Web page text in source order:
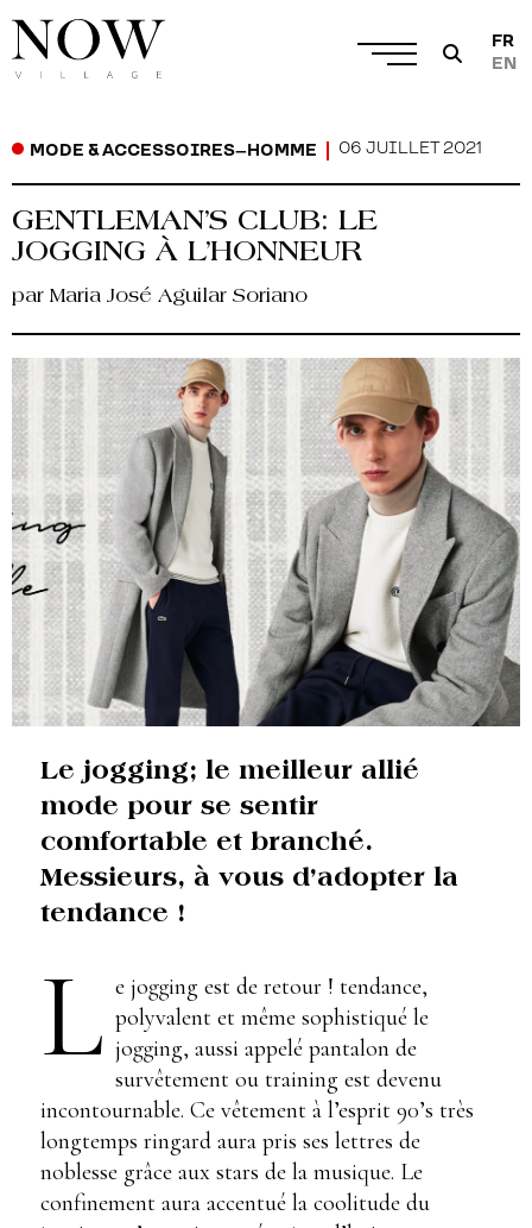
FR
EN
MODE & ACCESSOIRES– HOMME 06 JUILLET 2021
GENTLEMAN’S CLUB: LE
JOGGING À L’HONNEUR
par Maria José Aguilar Soriano
Le jogging; le meilleur allié
mode pour se sentir
comfortable et branché.
Messieurs, à vous d’adopter la
tendance !
L e jogging est de retour ! tendance,
polyvalent et même sophistiqué le
jogging, aussi appelé pantalon de
survêtement ou training est devenu
incontournable. Ce vêtement à l’esprit 90’s très
longtemps ringard aura pris ses lettres de
noblesse grâce aux stars de la musique. Le
confinement aura accentué la coolitude du